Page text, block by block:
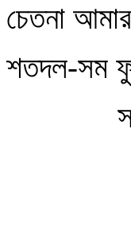
চেতনা
শতদল-সম